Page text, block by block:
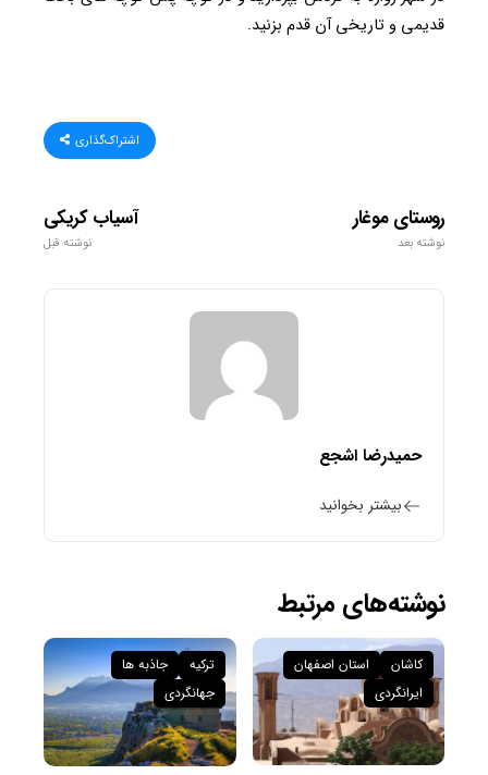
قدیمی و تاریخی آن قدم بزنید.
اشتراک‌گذاری
آسیاب کریکی
نوشته قبل
روستای موغار
نوشته بعد
حمیدرضا اشجع
بیشتر بخوانید
نوشته‌های مرتبط
کاشان
استان اصفهان
ایرانگردی
ترکیه
جاذبه ها
جهانگردی